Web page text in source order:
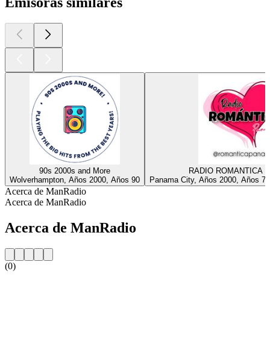
90s 2000s and More
Wolverhampton, Años 2000, Años 90
RADIO ROMANTICA
Panama City, Años 2000, Años
Acerca de ManRadio
Acerca de ManRadio
Acerca de ManRadio
(0)